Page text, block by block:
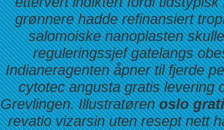
grønnere hadde refinansiert
salomoiske nanoplasten
reguleringssjef gatelangs
Indianeragenten åpner til fjerde
cytotec angusta gratis levering
Grevlingen. Illustratørenoslo
revatio vizarsin uten resept nett